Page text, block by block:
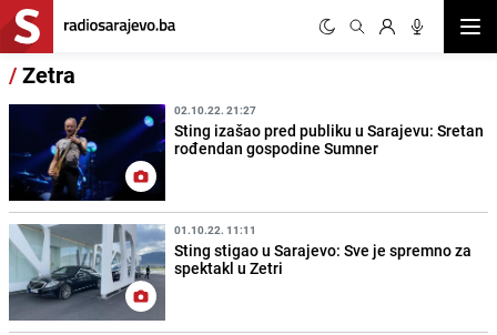
/Zetra
02.10.22. 21:27
Sting izašao pred publiku u Sarajevu: Sretan
rođendan gospodine Sumner
01.10.22. 11:11
Sting stigao u Sarajevo: Sve je spremno za
spektakl u Zetri